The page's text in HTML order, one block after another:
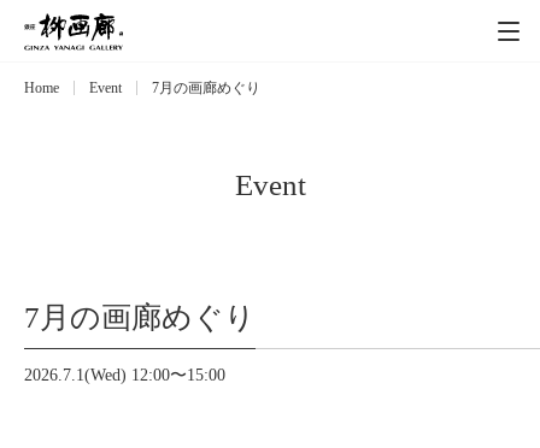
Exhibitions
Art works
Home Event 7月の画廊めぐり
Event
7月の画廊めぐり
2026.7.1(Wed) 12:00〜15:00